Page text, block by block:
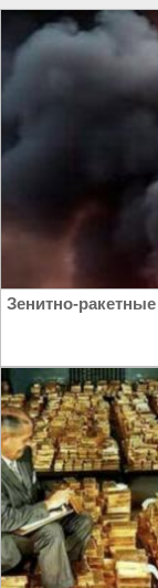
Зенитно-